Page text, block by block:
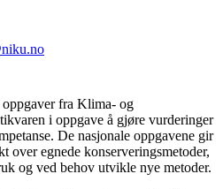
fra Klima- og
i oppgave å gjøre vurderinger
De nasjonale oppgavene gir
over egnede konserveringsmetoder,
og ved behov utvikle nye metoder.